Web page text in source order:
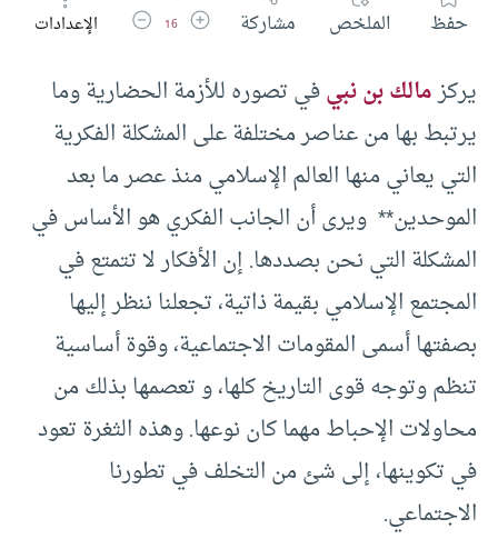
حفظ الملخص مشاركة زيادة حجم الخط
16 تقليل حجم الخط
الإعدادات
يركزمالك بن نبيفي تصوره للأزمة الحضارية وما
يرتبط بها من عناصر مختلفة على المشكلة الفكرية
التي يعاني منها العالم الإسلامي منذ عصر ما بعد
الموحدين** ويرى أن الجانب الفكري هو الأساس في
المشكلة التي نحن بصددها. إن الأفكار لا تتمتع في
المجتمع الإسلامي بقيمة ذاتية، تجعلنا ننظر إليها
بصفتها أسمى المقومات الاجتماعية، وقوة أساسية
تنظم وتوجه قوى التاريخ كلها، و تعصمها بذلك من
محاولات الإحباط مهما كان نوعها. وهذه الثغرة تعود
في تكوينها، إلى شئ من التخلف في تطورنا
الاجتماعي.